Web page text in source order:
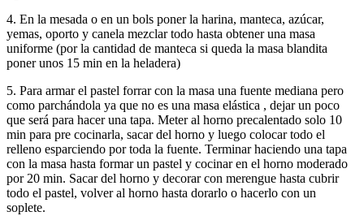
4. En la mesada o en un bols poner la harina, manteca, azúcar,
yemas, oporto y canela mezclar todo hasta obtener una masa
uniforme (por la cantidad de manteca si queda la masa blandita
poner unos 15 min en la heladera)
5. Para armar el pastel forrar con la masa una fuente mediana pero
como parchándola ya que no es una masa elástica , dejar un poco
que será para hacer una tapa. Meter al horno precalentado solo 10
min para pre cocinarla, sacar del horno y luego colocar todo el
relleno esparciendo por toda la fuente. Terminar haciendo una tapa
con la masa hasta formar un pastel y cocinar en el horno moderado
por 20 min. Sacar del horno y decorar con merengue hasta cubrir
todo el pastel, volver al horno hasta dorarlo o hacerlo con un
soplete.